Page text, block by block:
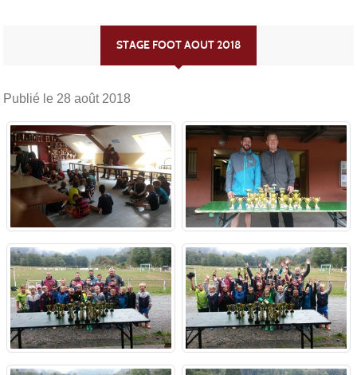
STAGE FOOT AOUT 2018
Publié le 28 août 2018